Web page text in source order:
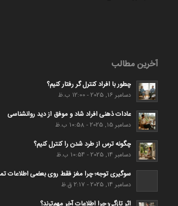
آخرین مطالب
چطور با افراد کنترل گر رفتار کنیم؟
دسامبر 16, 2025 - 12:00 ب.ظ
عادات ذهنی افراد شاد و موفق از دید روانشناسی
دسامبر 15, 2025 - 10:58 ب.ظ
چگونه ترس از طرد شدن را کنترل کنیم؟
دسامبر 14, 2025 - 10:54 ب.ظ
سوگیری توجه؛ چرا مغز فقط روی بعضی اطلاعات
دسامبر 14, 2025 - 2:17 ق.ظ
اثر تازگی؛ چرا اطلاعات آخر مهم‌ترند؟